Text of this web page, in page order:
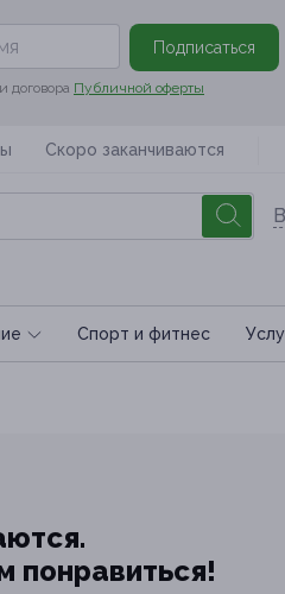
Подписаться
договора Публичной оферты
Скоро заканчиваются
Спoрт и фитнес
понравиться!